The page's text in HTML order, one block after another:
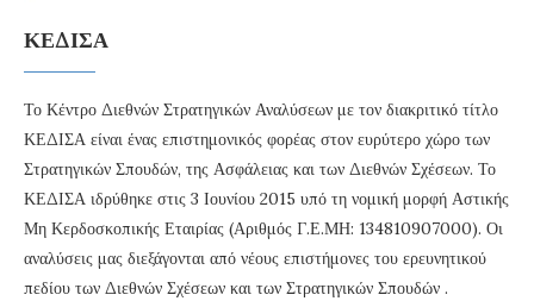
ΚΕΔΙΣΑ
Το Κέντρο Διεθνών Στρατηγικών Αναλύσεων με τον διακριτικό τίτλο
ΚΕΔΙΣΑ είναι ένας επιστημονικός φορέας στον ευρύτερο χώρο των
Στρατηγικών Σπουδών, της Ασφάλειας και των Διεθνών Σχέσεων. Το
ΚΕΔΙΣΑ ιδρύθηκε στις 3 Ιουνίου 2015 υπό τη νομική μορφή Αστικής
Μη Κερδοσκοπικής Εταιρίας (Αριθμός Γ.Ε.ΜΗ: 134810907000). Οι
αναλύσεις μας διεξάγονται από νέους επιστήμονες του ερευνητικού
πεδίου των Διεθνών Σχέσεων και των Στρατηγικών Σπουδών .